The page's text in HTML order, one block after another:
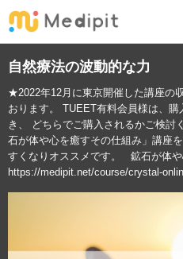
自然療法の波動的な力
★2022年12月に東京開催した講座
おります。 TUEET有料会員様は、
き、 どちらでご購入されるかご検
⽯が体や⼼を癒すその仕組み」講座
すくなりオススメです。 鉱⽯が体
https://medipit.net/course/crystal-